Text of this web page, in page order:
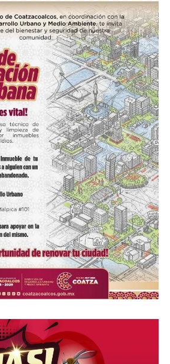
ESTA INFORMACIÓN